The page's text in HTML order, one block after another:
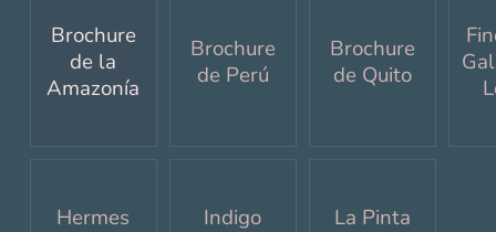
Brochure
de la
Amazonía
Brochure
de Perú
Brochure
de Quito
Hermes
Indigo
La Pinta